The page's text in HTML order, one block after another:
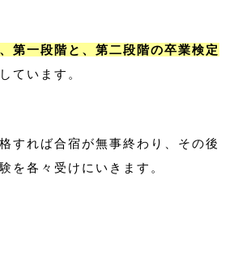
第一段階と、第二段階の卒業検定
しています。
すれば合宿が無事終わり、その後
を各々受けにいきます。